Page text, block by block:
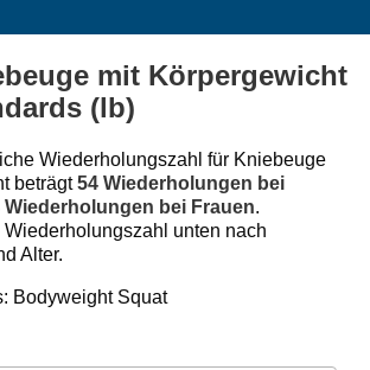
mit Körpergewicht
(lb)
Wiederholungszahl für Kniebeuge
beträgt54 Wiederholungen bei
Wiederholungen bei Frauen.
unten nach
Alter.
Bodyweight Squat